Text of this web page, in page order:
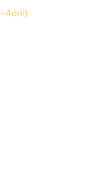
4dni)